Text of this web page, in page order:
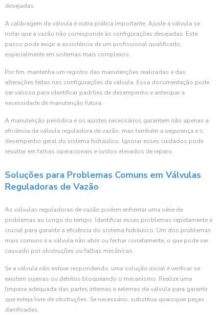
desejadas.
A calibragem da válvula é outra prática importante. Ajuste a válvula se
notar que a vazão não corresponde às configurações desejadas. Este
passo pode exigir a assistência de um profissional qualificado,
especialmente em sistemas mais complexos.
Por fim, mantenha um registro das manutenções realizadas e das
alterações feitas nas configurações da válvula. Essa documentação pode
ser valiosa para identificar padrões de desempenho e antecipar a
necessidade de manutenção futura.
A manutenção periódica e os ajustes necessários garantem não apenas a
eficiência da válvula reguladora de vazão, mas também a segurança e o
desempenho geral do sistema hidráulico. Ignorar esses cuidados pode
resultar em falhas operacionais e custos elevados de reparo.
Soluções para Problemas Comuns em Válvulas
Reguladoras de Vazão
As válvulas reguladoras de vazão podem enfrentar uma série de
problemas ao longo do tempo. Identificar esses problemas rapidamente é
crucial para garantir a eficiência do sistema hidráulico. Um dos problemas
mais comuns é a válvula não abrir ou fechar corretamente, o que pode ser
causado por obstruções ou falhas mecânicas.
Se a válvula não estiver respondendo, uma solução inicial é verificar se
existem sujeiras ou detritos bloqueando o mecanismo. Realize uma
limpeza adequada das partes internas e externas da válvula para garantir
que esteja livre de obstruções. Se necessário, substitua quaisquer peças
danificadas.